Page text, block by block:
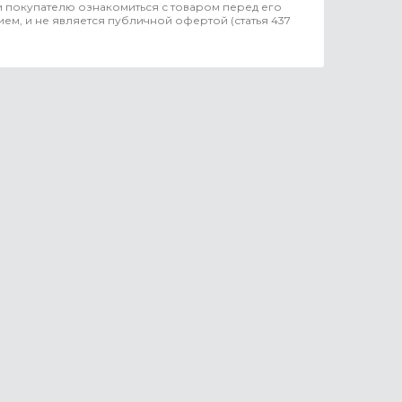
покупателю ознакомиться с товаром перед его
и не является публичной офертой (статья 437